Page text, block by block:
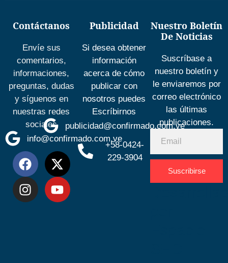
Contáctanos
Envíe sus
comentarios,
informaciones,
preguntas, dudas
y síguenos en
nuestras redes
sociales
info@confirmado.com.ve
Publicidad
Si desea obtener
información
acerca de cómo
publicar con
nosotros puedes
Escríbirnos
publicidad@confirmado.com.ve
+58-0424-
229-3904
Nuestro Boletín
De Noticias
Suscríbase a
nuestro boletín y
le enviaremos por
correo electrónico
las últimas
publicaciones.
Suscribirse